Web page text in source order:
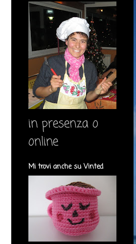
in presenza o
online
Mi trovi anche su Vinted